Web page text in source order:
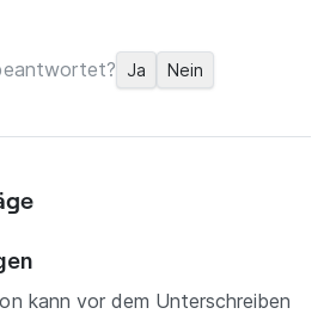
Ja Nein
kann vor dem Unterschreiben